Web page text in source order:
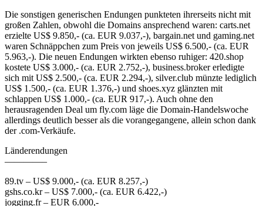
Die sonstigen generischen Endungen punkteten ihrerseits nicht mit
großen Zahlen, obwohl die Domains ansprechend waren: carts.net
erzielte US$ 9.850,- (ca. EUR 9.037,-), bargain.net und gaming.net
waren Schnäppchen zum Preis von jeweils US$ 6.500,- (ca. EUR
5.963,-). Die neuen Endungen wirkten ebenso ruhiger: 420.shop
kostete US$ 3.000,- (ca. EUR 2.752,-), business.broker erledigte
sich mit US$ 2.500,- (ca. EUR 2.294,-), silver.club münzte lediglich
US$ 1.500,- (ca. EUR 1.376,-) und shoes.xyz glänzten mit
schlappen US$ 1.000,- (ca. EUR 917,-). Auch ohne den
herausragenden Deal um fly.com läge die Domain-Handelswoche
allerdings deutlich besser als die vorangegangene, allein schon dank
der .com-Verkäufe.
Länderendungen
————–
89.tv – US$ 9.000,- (ca. EUR 8.257,-)
gshs.co.kr – US$ 7.000,- (ca. EUR 6.422,-)
jogging.fr – EUR 6.000,-